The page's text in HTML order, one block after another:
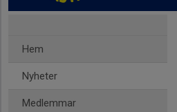
Hem
Nyheter
Medlemmar